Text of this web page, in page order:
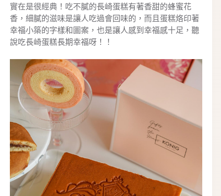
實在是很經典！吃不膩的長崎蛋糕有著香甜的蜂蜜花
香，細膩的滋味是讓人吃過會回味的，而且蛋糕烙印著
幸福小築的字樣和圖案，也是讓人感到幸福感十足，聽
說吃長崎蛋糕長期幸福呀！！